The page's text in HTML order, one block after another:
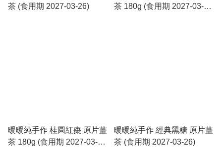
茶 (食用期 2027-03-26)
茶 180g (食用期 2027-03-
暖暖純手作 桂圓紅棗 原片薑
茶 180g (食用期 2027-03-
暖暖純手作 經典黑糖 原片薑
茶 (食用期 2027-03-26)